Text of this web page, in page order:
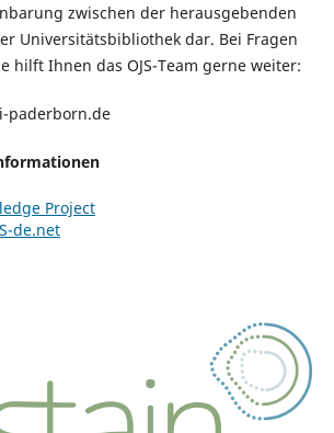
zwischen der herausgebenden
Universitätsbibliothek dar. Bei Fragen
hilft Ihnen das OJS-Team gerne weiter:
paderborn.de
Project
de.net